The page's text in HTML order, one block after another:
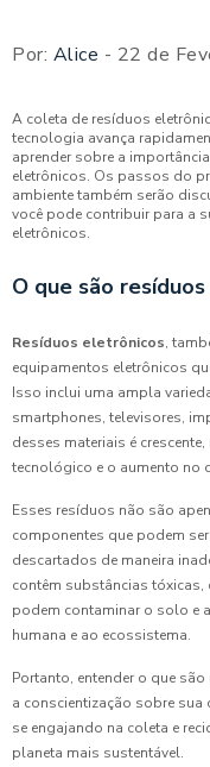
Por: Alice - 22 de
A coleta de resíduos
tecnologia avança
aprender sobre a
eletrônicos. Os passos do
ambiente também serão
você pode contribuir para a
eletrônicos.
O que são
Resíduos eletrônicos,
equipamentos eletrônicos
Isso inclui uma ampla
smartphones, televisores,
desses materiais é
tecnológico e o aumento no
Esses resíduos não são
componentes que podem
descartados de maneira
contêm substâncias tóxicas,
podem contaminar o solo e
humana e ao ecossistema.
Portanto, entender o que
a conscientização sobre
se engajando na coleta e
planeta mais sustentável.